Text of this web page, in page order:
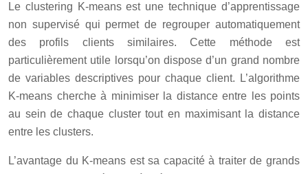
Le clustering K-means est une technique d’apprentissage
non supervisé qui permet de regrouper automatiquement
des profils clients similaires. Cette méthode est
particulièrement utile lorsqu’on dispose d’un grand nombre
de variables descriptives pour chaque client. L’algorithme
K-means cherche à minimiser la distance entre les points
au sein de chaque cluster tout en maximisant la distance
entre les clusters.
L’avantage du K-means est sa capacité à traiter de grands